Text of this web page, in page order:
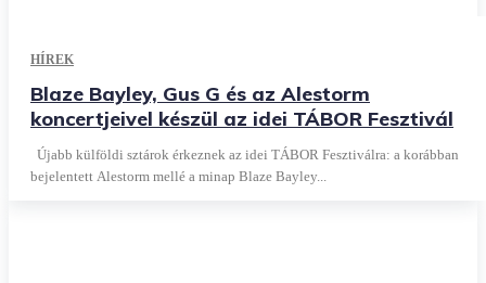
HÍREK
Blaze Bayley, Gus G és az Alestorm
koncertjeivel készül az idei TÁBOR Fesztivál
bejelentett Alestorm mellé a minap Blaze Bayley...